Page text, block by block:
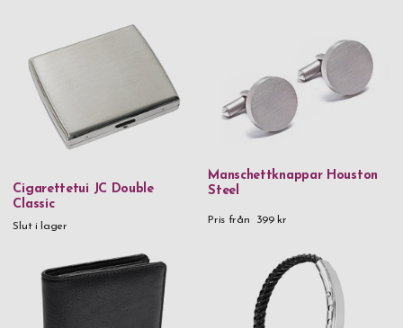
Cigarettetui JC Double
Classic
Slut i lager
Manschettknappar Houston
Steel
Pris från 399 kr